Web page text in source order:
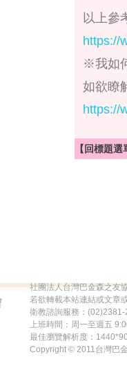
以上參
https://
※我如
如欲瞭
https://
【回標題選
社團法人台灣巴金森
若欲轉載本站連結或文章
衛教諮詢服務：
上班時間：周一至週五
最佳瀏覽解析度：
Copyright © 2011台灣巴